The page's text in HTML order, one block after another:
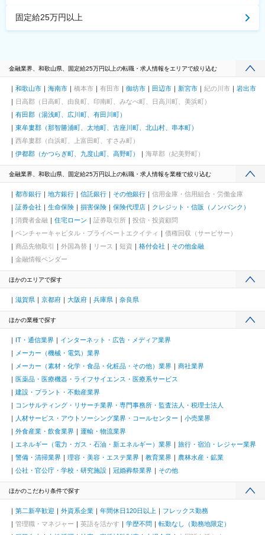
固定給25万円以上
金融業界、和歌山県、固定給25万円以上の転職・求人情報をエリアで絞り込む
和歌山市 海南市 橋本市 有田市 御坊市 田辺市 新宮市 紀の川市
岩出市
日高郡（日高町、由良町、印南町、みなべ町、日高川町、美浜町）
有田郡（湯浅町、広川町、有田川町）
東牟婁郡（那智勝浦町、太地町、古座川町、北山村、串本町）
西牟婁郡（白浜町、上富田町、すさみ町）
伊都郡（かつらぎ町、九度山町、高野町）
海草郡（紀美野町）
金融業界、和歌山県、固定給25万円以上の転職・求人情報を業種で絞り込む
都市銀行 地方銀行 信託銀行 その他銀行
信用金庫・信用組合・労働金庫
証券会社
生命保険 損害保険 保険代理店
クレジット・信販（ノンバンク）
消費者金融
住宅ローン 証券取引所
投信・投資顧問
ベンチャーキャピタル・プライベートエクイティ
債権回収（サービサー）
商品先物取引
外国為替 リース 短資 格付会社
その他金融
金融情報ベンダー
ほかのエリアで探す
滋賀県 京都府 大阪府 兵庫県 奈良県
ほかの業種で探す
IT・通信業界
インターネット・広告・メディア業界
メーカー（機械・電気）業界
メーカー（素材・化学・食品・化粧品・その他）業界
商社業界
医薬品・医療機器・ライフサイエンス・医療系サービス
建設・プラント・不動産業界
コンサルティング・リサーチ業界・専門事務所・監査法人・税理士法人
人材サービス・アウトソーシング業界・コールセンター
小売業界
外食産業・飲食業界
運輸・物流業界
エネルギー（電力・ガス・石油・新エネルギー）業界
旅行・宿泊・レジャー業界
警備・清掃業界
理容・美容・エステ業界 教育業界
農林水産・鉱業
公社・官公庁・学校・研究施設
冠婚葬祭業界 その他
ほかのこだわり条件で探す
第二新卒歓迎 外資系企業 年間休日120日以上
フレックス勤務
管理職・マネジャー
英語を活かす 学歴不問
転勤なし（勤務地限定）